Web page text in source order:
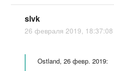
slvk
26 февраля 2019, 18:37:08
Ostland, 26 февр. 2019: